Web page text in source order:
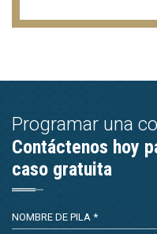
Programar una
Contáctenos hoy
caso gratuita